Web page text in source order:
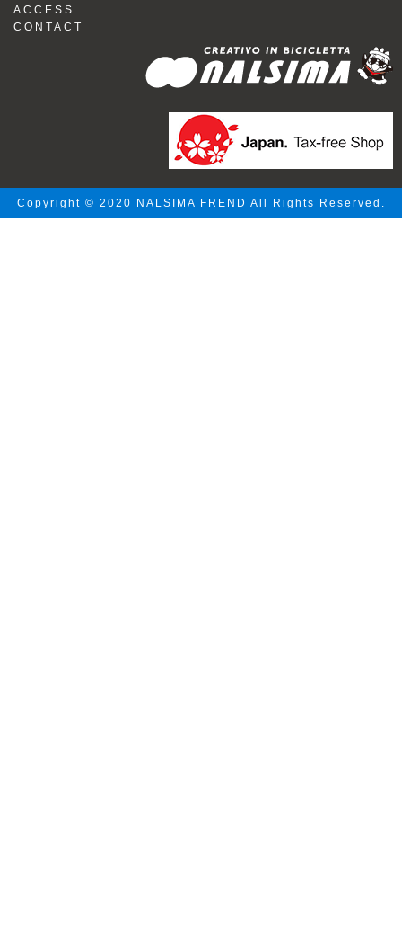
ACCESS
CONTACT
Copyright © 2020 NALSIMA FREND All Rights Reserved.